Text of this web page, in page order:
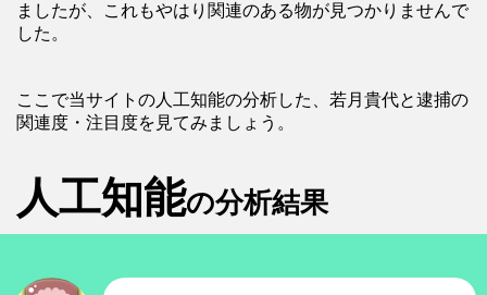
ましたが、これもやはり関連のある物が見つかりませんで
した。
ここで当サイトの人工知能の分析した、若月貴代と逮捕の
関連度・注目度を見てみましょう。
人工知能の分析結果